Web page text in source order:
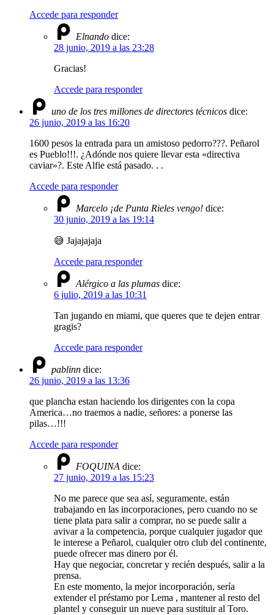
Accede para responder
Elnando dice:
28 junio, 2019 a las 23:28
Gracias!
Accede para responder
uno de los tres millones de directores técnicos dice:
26 junio, 2019 a las 16:20
1600 pesos la entrada para un amistoso pedorro???. Peñarol
es Pueblo!!!. ¿Adónde nos quiere llevar esta «directiva
caviar»?. Este Alfie está pasado. . .
Accede para responder
Marcelo ¡de Punta Rieles vengo! dice:
30 junio, 2019 a las 19:14
😅 Jajajajaja
Accede para responder
Alérgico a las plumas dice:
6 julio, 2019 a las 10:31
Tan jugando en miami, que queres que te dejen entrar
gragis?
Accede para responder
pablinn dice:
26 junio, 2019 a las 13:36
que plancha estan haciendo los dirigentes con la copa
America…no traemos a nadie, señores: a ponerse las
pilas…!!!
Accede para responder
FOQUINA dice:
27 junio, 2019 a las 15:23
No me parece que sea así, seguramente, están
trabajando en las incorporaciones, pero cuando no se
tiene plata para salir a comprar, no se puede salir a
avivar a la competencia, porque cualquier jugador que
le interese a Peñarol, cualquier otro club del continente,
puede ofrecer mas dinero por él.
Hay que negociar, concretar y recién después, salir a la
prensa.
En este momento, la mejor incorporación, sería
extender el préstamo por Lema , mantener al resto del
plantel y conseguir un nueve para sustituir al Toro.